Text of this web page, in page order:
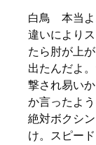
白鳥 本当よ
違いにより
たら肘が上
出たんだよ
撃され易い
か言ったよ
絶対ボクシ
け。スピー